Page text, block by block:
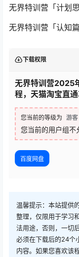
无界特训营「计划
无界特训营「认知
下载权限
无界特训营2025
程，天猫淘宝直
您当前的等级为 游客
您当前的用户组不
百度网盘
温馨提示：本站提供
整理，仅限用于学习
法用途，否则，一切
必须在下载后的24个
内容。如果您喜欢该